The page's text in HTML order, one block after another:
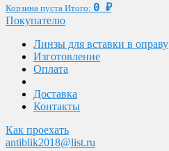
Корзина пуста Итого: 0 ₽
Покупателю
Линзы для вставки в оправу
Изготовление
Оплата
Доставка
Контакты
Как проехать
antiblik2018@list.ru